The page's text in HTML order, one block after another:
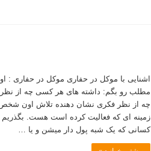
اشنایی با موکل در حفاری موکل در حفاری :
مطلب رو بگم: داشته های هر کسی چه از
چه از نظر فکری نشان دهنده تلاش اون شخص
زمینه ای که فعالیت کرده است هست. بگذریم
کسانی که یک شبه پول دار میشن و یا …